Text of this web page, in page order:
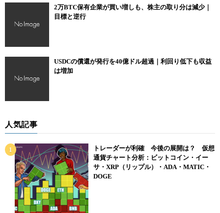
2万BTC保有企業が買い増しも、株主の取り分は減少｜
目標と逆行
USDCの償還が発行を40億ドル超過｜利回り低下も収益
は増加
人気記事
トレーダーが利確 今後の展開は？ 仮想
通貨チャート分析：ビットコイン・イー
サ・XRP（リップル）・ADA・MATIC・
DOGE